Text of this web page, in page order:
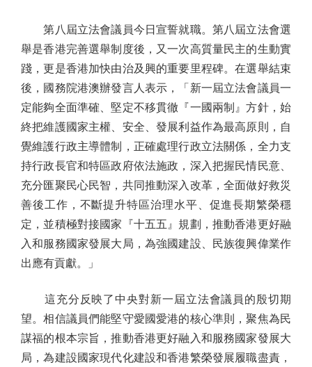
第八屆立法會議員今日宣誓就職。第八屆立法會選
舉是香港完善選舉制度後，又一次高質量民主的生動實
踐，更是香港加快由治及興的重要里程碑。在選舉結束
後，國務院港澳辦發言人表示，「新一屆立法會議員一
定能夠全面準確、堅定不移貫徹『一國兩制』方針，始
終把維護國家主權、安全、發展利益作為最高原則，自
覺維護行政主導體制，正確處理行政立法關係，全力支
持行政長官和特區政府依法施政，深入把握民情民意、
充分匯聚民心民智，共同推動深入改革，全面做好救災
善後工作，不斷提升特區治理水平、促進長期繁榮穩
定，並積極對接國家『十五五』規劃，推動香港更好融
入和服務國家發展大局，為強國建設、民族復興偉業作
出應有貢獻。」
這充分反映了中央對新一屆立法會議員的殷切期
望。相信議員們能堅守愛國愛港的核心準則，聚焦為民
謀福的根本宗旨，推動香港更好融入和服務國家發展大
局，為建設國家現代化建設和香港繁榮發展履職盡責，